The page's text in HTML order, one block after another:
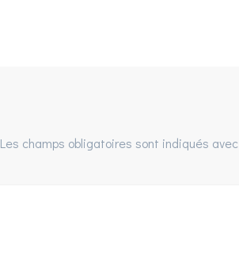
Les champs obligatoires sont indiqués avec